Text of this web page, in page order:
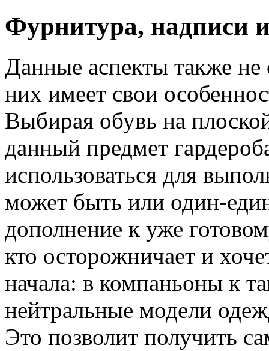
Фурнитура, надписи
Данные аспекты также не
них имеет свои
Выбирая обувь на
данный предмет
использоваться для
может быть или один-
дополнение к уже
кто осторожничает и
начала: в компаньоны к
нейтральные модели
Это позволит получить